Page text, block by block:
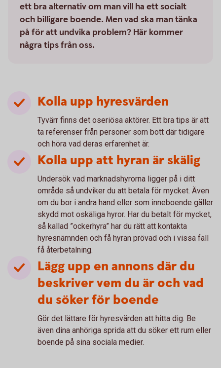
ett bra alternativ om man vill ha ett socialt
och billigare boende. Men vad ska man tänka
på för att undvika problem? Här kommer
några tips från oss.
Kolla upp hyresvärden
Tyvärr finns det oseriösa aktörer. Ett bra tips är att
ta referenser från personer som bott där tidigare
och höra vad deras erfarenhet är.
Kolla upp att hyran är skälig
Undersök vad marknadshyrorna ligger på i ditt
område så undviker du att betala för mycket. Även
om du bor i andra hand eller som inneboende gäller
skydd mot oskäliga hyror. Har du betalt för mycket,
så kallad ”ockerhyra” har du rätt att kontakta
hyresnämnden och få hyran prövad och i vissa fall
få återbetalning.
Lägg upp en annons där du
beskriver vem du är och vad
du söker för boende
Gör det lättare för hyresvärden att hitta dig. Be
även dina anhöriga sprida att du söker ett rum eller
boende på sina sociala medier.